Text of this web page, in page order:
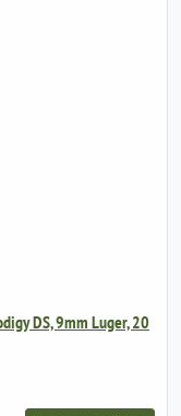
DS, 9mm Luger, 20